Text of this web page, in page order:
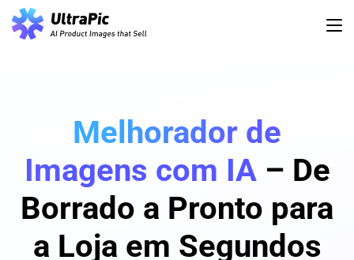
Melhorador de
Imagens com IA– De
Borrado a Pronto para
a Loja em Segundos